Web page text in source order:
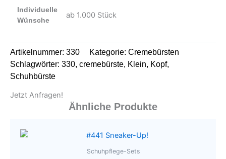
Individuelle
Wünsche
ab 1.000 Stück
Artikelnummer: 330 Kategorie: Cremebürsten
Schlagwörter: 330, cremebürste, Klein, Kopf,
Schuhbürste
Jetzt Anfragen!
Ähnliche Produkte
Schuhpflege-Sets